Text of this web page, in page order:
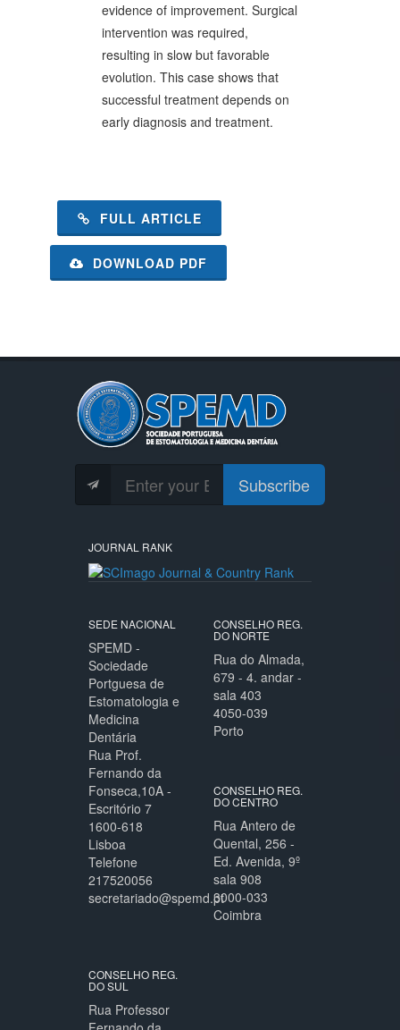
evidence of improvement. Surgical
intervention was required,
resulting in slow but favorable
evolution. This case shows that
successful treatment depends on
early diagnosis and treatment.
FULL ARTICLE
DOWNLOAD PDF
Subscribe
JOURNAL RANK
SEDE NACIONAL
SPEMD -
Sociedade
Portguesa de
Estomatologia e
Medicina
Dentária
Rua Prof.
Fernando da
Fonseca,10A -
Escritório 7
1600-618
Lisboa
Telefone
217520056
secretariado@spemd.pt
CONSELHO REG.
DO NORTE
Rua do Almada,
679 - 4. andar -
sala 403
4050-039
Porto
CONSELHO REG.
DO CENTRO
Rua Antero de
Quental, 256 -
Ed. Avenida, 9º
sala 908
3000-033
Coimbra
CONSELHO REG.
DO SUL
Rua Professor